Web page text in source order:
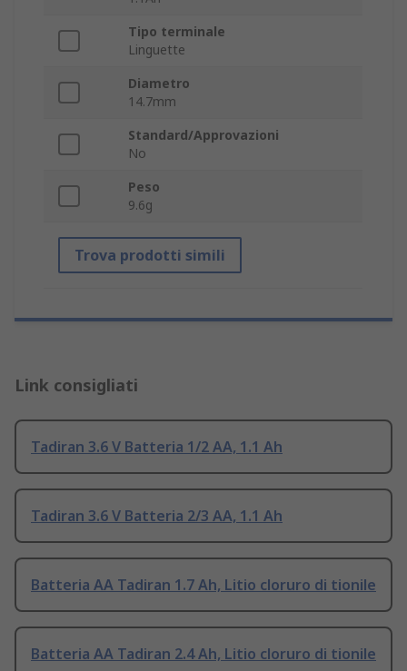
Tipo terminale
Linguette
Diametro
14.7mm
Standard/Approvazioni
No
Peso
9.6g
Trova prodotti simili
Link consigliati
Tadiran 3.6 V Batteria 1/2 AA, 1.1 Ah
Tadiran 3.6 V Batteria 2/3 AA, 1.1 Ah
Batteria AA Tadiran 1.7 Ah, Litio cloruro di tionile
Batteria AA Tadiran 2.4 Ah, Litio cloruro di tionile